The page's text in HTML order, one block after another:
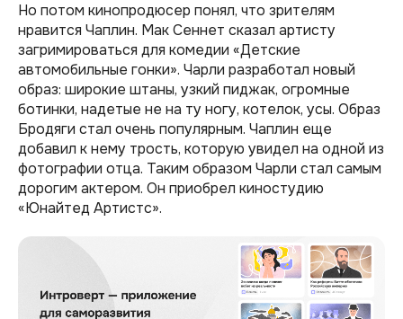
Но потом кинопродюсер понял, что зрителям
нравится Чаплин. Мак Сеннет сказал артисту
загримироваться для комедии «Детские
автомобильные гонки». Чарли разработал новый
образ: широкие штаны, узкий пиджак, огромные
ботинки, надетые не на ту ногу, котелок, усы. Образ
Бродяги стал очень популярным. Чаплин еще
добавил к нему трость, которую увидел на одной из
фотографии отца. Таким образом Чарли стал самым
дорогим актером. Он приобрел киностудию
«Юнайтед Артистс».